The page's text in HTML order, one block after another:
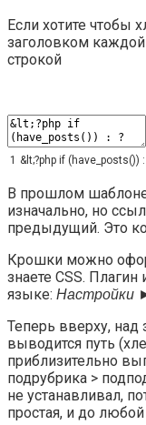
Если хотите чтобы
заголовком каждой
строкой
1 &lt;?php if (have_posts()) :
В прошлом
изначально, но
предыдущий. Это
Крошки можно
знаете CSS.
языке: Настройки
Теперь вверху, над
выводится путь
приблизительно
подрубрика >
не устанавливал,
простая, и до